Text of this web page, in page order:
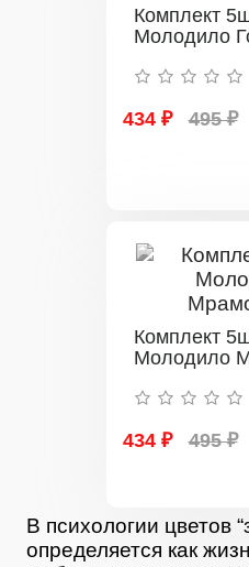
Комплект
Молодило
434 ₽ 495 ₽
Комплект
Молодило
434 ₽ 495 ₽
В психологии цветов
определяется как